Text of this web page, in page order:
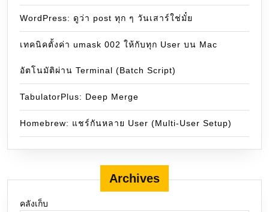
WordPress: ดูว่า post ทุก ๆ วันเสาร์ใช่มั๋ย
เทคนิคตั้งค่า umask 002 ให้กับทุก User บน Mac
อัตโนมัติผ่าน Terminal (Batch Script)
TabulatorPlus: Deep Merge
Homebrew: แชร์กันหลาย User (Multi-User Setup)
Archives
คลังเก็บ